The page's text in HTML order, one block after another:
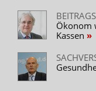
Ökonom
Kassen